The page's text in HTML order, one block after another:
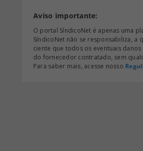
Aviso importante:
O portal SíndicoNet é apenas uma
SíndicoNet não se responsabiliza,
ciente que todos os eventuais
do fornecedor contratado, sem
Para saber mais, acesse nosso